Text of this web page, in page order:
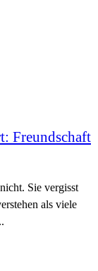
Freundschaft
Sie vergisst
als viele